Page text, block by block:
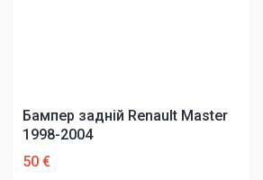
Бампер задній Renault Master
1998-2004
50 €